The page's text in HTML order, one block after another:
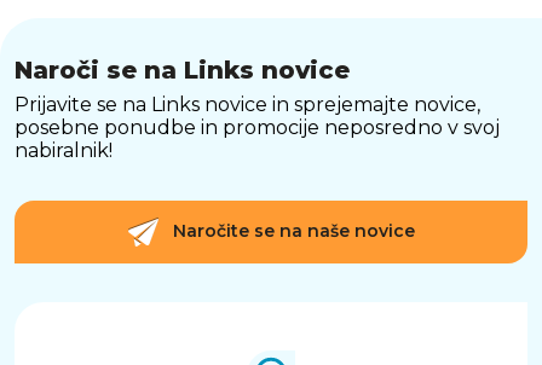
Naroči se na Links novice
Prijavite se na Links novice in sprejemajte novice,
posebne ponudbe in promocije neposredno v svoj
nabiralnik!
Naročite se na naše novice